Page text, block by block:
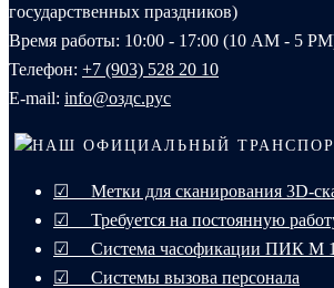
государственных праздников)
Время работы: 10:00 - 17:00 (10 AM - 5
Телефон: +7 (903) 528 20 10‬
E-mail: info@оздс.рус
НАШ ОФИЦИАЛЬНЫЙ
☑ Метки для сканирования 3D-
☑ Требуется на постоянную
☑ Система часофикации ПИК М
☑ Системы вызова персонала